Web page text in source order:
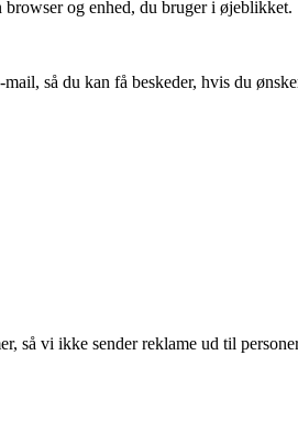
og enhed, du bruger i øjeblikket.
så du kan få beskeder, hvis du
så vi ikke sender reklame ud til